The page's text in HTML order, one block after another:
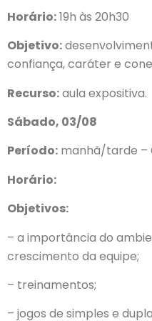
Horário:19h às 20h30
Objetivo:
confiança, caráter e
Recurso:aula expositiva.
Sábado, 03/08
Período: manhã/tarde –
Horário:
Objetivos:
– a importância do
crescimento da equipe;
– treinamentos;
– jogos de simples e